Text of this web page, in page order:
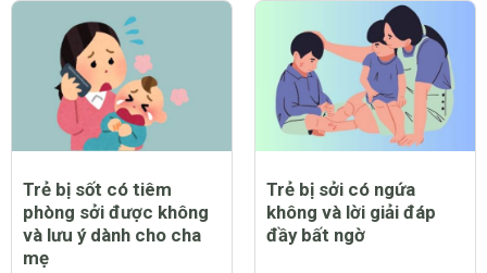
Trẻ bị sốt có tiêm
phòng sởi được không
và lưu ý dành cho cha
mẹ
Trẻ bị sởi có ngứa
không và lời giải đáp
đầy bất ngờ